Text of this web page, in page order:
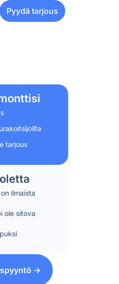
Pyydä tarjous
tarjous
ilmaista
ole sitova
->